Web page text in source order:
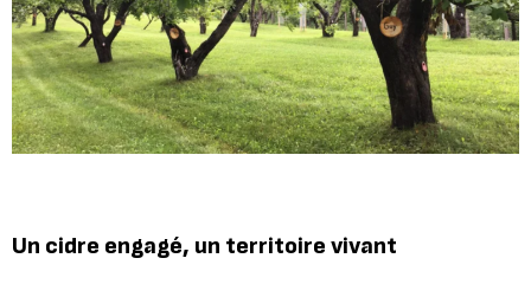
Un cidre engagé, un territoire vivant